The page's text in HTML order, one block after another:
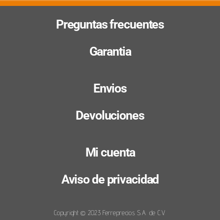
Preguntas frecuentes
Garantia
Envios
Devoluciones
Mi cuenta
Aviso de privacidad
Copyright © 2023 Ferreprecios S.A. de C.V.